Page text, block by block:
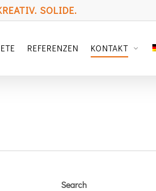
SOLIDE.
REFERENZEN KONTAKT
Search